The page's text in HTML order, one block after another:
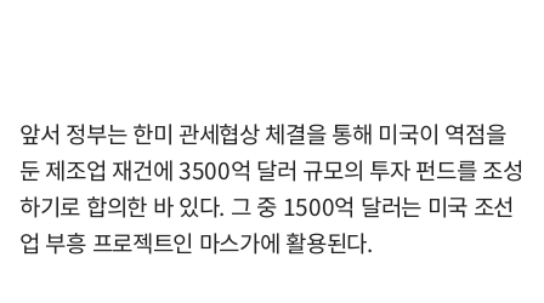
앞서 정부는 한미 관세협상 체결을 통해 미국이 역점을
둔 제조업 재건에 3500억 달러 규모의 투자 펀드를 조성
하기로 합의한 바 있다. 그 중 1500억 달러는 미국 조선
업 부흥 프로젝트인 마스가에 활용된다.